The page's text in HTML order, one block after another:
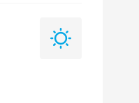
Léto